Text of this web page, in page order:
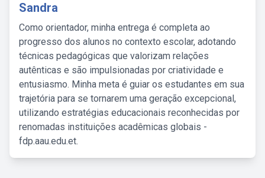
Sandra
Como orientador, minha entrega é completa ao
progresso dos alunos no contexto escolar, adotando
técnicas pedagógicas que valorizam relações
autênticas e são impulsionadas por criatividade e
entusiasmo. Minha meta é guiar os estudantes em sua
trajetória para se tornarem uma geração excepcional,
utilizando estratégias educacionais reconhecidas por
renomadas instituições acadêmicas globais -
fdp.aau.edu.et.